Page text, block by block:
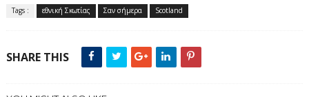
Tags : εθνική Σκωτίας Σαν σήμερα Scotland
SHARE THIS